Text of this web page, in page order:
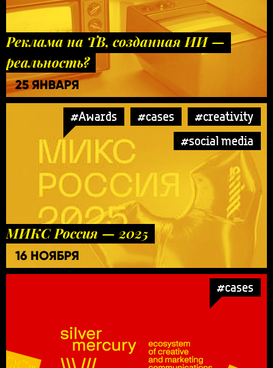
Реклама на ТВ, созданная ИИ —
реальность?
25 ЯНВАРЯ
#Awards #cases
#creativity
#social media
МИКС Россия — 2025
16 НОЯБРЯ
#cases